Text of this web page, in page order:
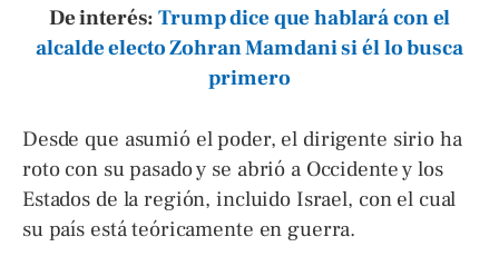
De interés:Trump dice que hablará con el
alcalde electo Zohran Mamdani si él lo busca
primero
Desde que asumió el poder, el dirigente sirio ha
roto con su pasado y se abrió a Occidente y los
Estados de la región, incluido Israel, con el cual
su país está teóricamente en guerra.